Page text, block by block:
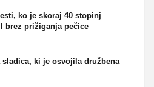
ko je skoraj 40 stopinj
brez prižiganja pečice
sladica, ki je osvojila družbena